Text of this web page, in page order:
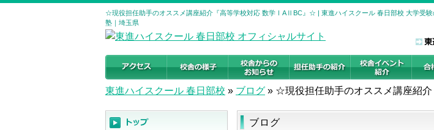
☆現役担任助手のオススメ講座紹介『高等学校対応 数学ⅠAⅡBC』☆ | 東進ハイスクール 春日部校 大学受験
塾｜埼玉県
東進ハイスクール 春日部校 » ブログ » ☆現役担任助手のオススメ講座紹
ブログ